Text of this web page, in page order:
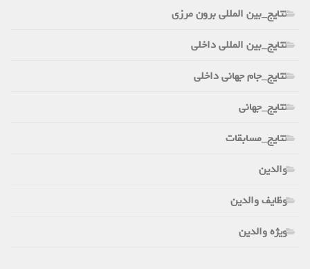
نتایج_بین المللی برون مرزی
نتایج_بین المللی داخلی
نتایج_جام جهانی داخلی
نتایج_جهانی
نتایج_مسابقات
والدین
وظایف والدین
ویژه والدین